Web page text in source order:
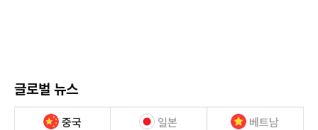
글로벌 뉴스
중국 일본 베트남